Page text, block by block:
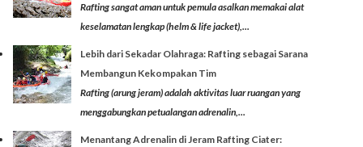
Rafting sangat aman untuk pemula asalkan memakai alat
keselamatan lengkap (helm & life jacket),...
Lebih dari Sekadar Olahraga: Rafting sebagai Sarana
Membangun Kekompakan Tim
Rafting (arung jeram) adalah aktivitas luar ruangan yang
menggabungkan petualangan adrenalin,...
Menantang Adrenalin di Jeram Rafting Ciater: